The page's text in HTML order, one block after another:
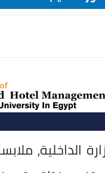
الداخلية،